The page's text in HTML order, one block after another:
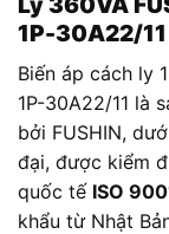
1P-30A22/11
Biến áp cách ly
1P-30A22/11 là
bởi FUSHIN,
đại, được kiểm
quốc tế ISO
khẩu từ Nhật